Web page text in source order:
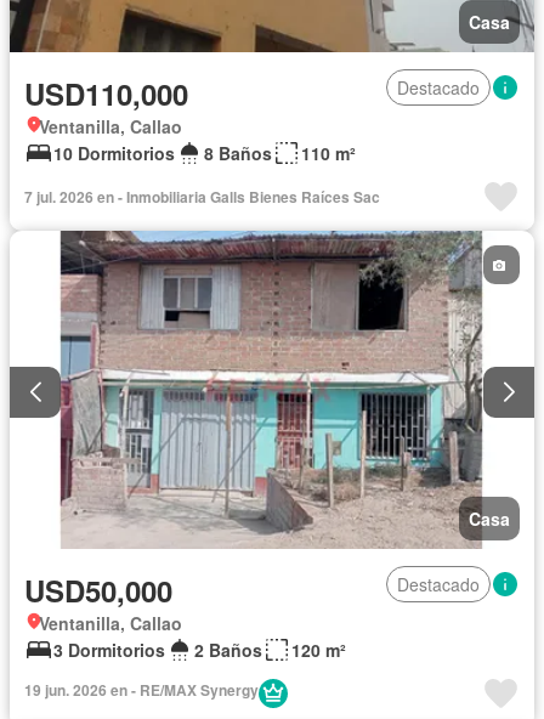
Casa
USD110,000
Destacado
Ventanilla, Callao
10 Dormitorios
8 Baños 110 m²
7 jul. 2026 en - Inmobiliaria Galls Bienes Raíces Sac
Casa
USD50,000
Destacado
Ventanilla, Callao
3 Dormitorios
2 Baños 120 m²
19 jun. 2026 en - RE/MAX Synergy